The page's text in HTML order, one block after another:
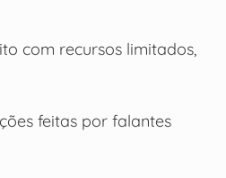
com recursos limitados,
feitas por falantes